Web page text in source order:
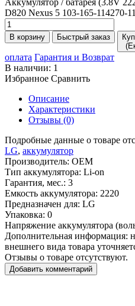
Аккумулятор / батарея (3.8V
D820 Nexus 5 103-165-114270-
В корзину Быстрый заказ
оплата Гарантия и Возврат
В наличии: 1
Избранное Сравнить
Описание
Характеристики
Отзывы (0)
Подробные данные о товаре
LG, аккумулятор
Производитель: OEM
Тип аккумулятора: Li-on
Гарантия, мес.: 3
Емкость аккумулятора: 2220
Предназначен для: LG
Упаковка: 0
Напряжение аккумулятора
Дополнительная информация:
внешнего вида товара
Отзывы о товаре отсутствуют.
Добавить комментарий